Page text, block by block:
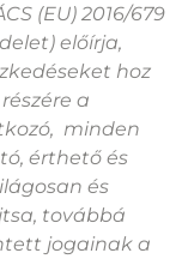
(EU) 2016/679
előírja,
hoz
a
minden
érthető és
és
továbbá
jogainak a